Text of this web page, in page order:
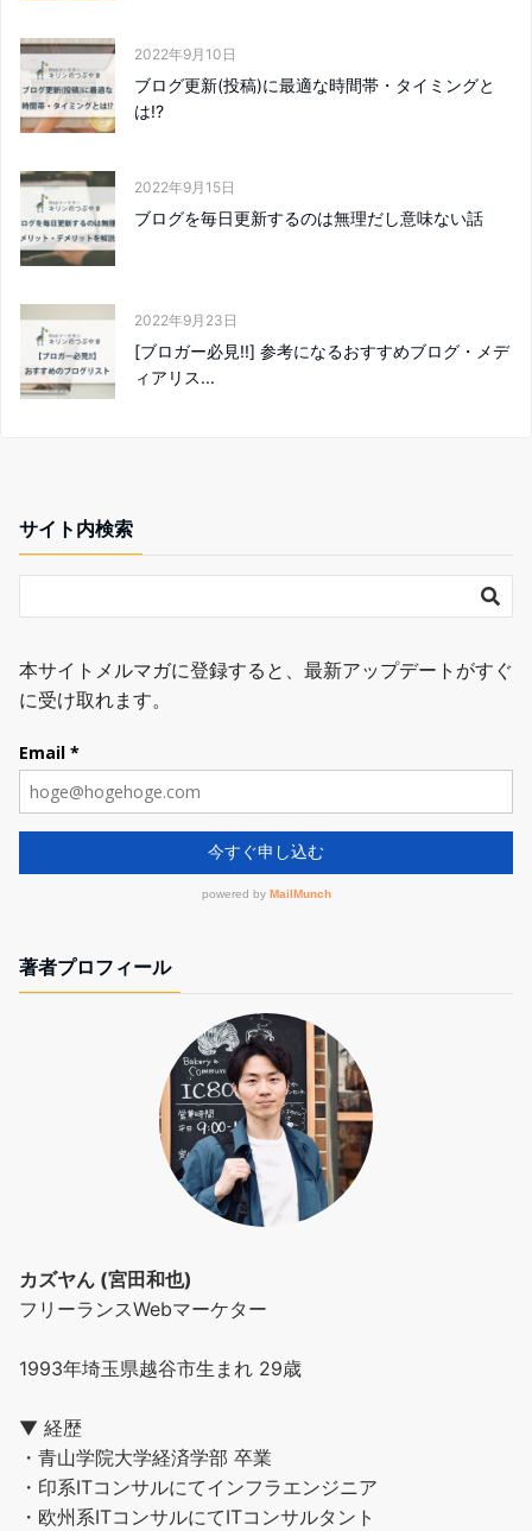
2022年9月10日
ブログ更新(投稿)に最適な時間帯・タイミングと
は!?
2022年9月15日
ブログを毎日更新するのは無理だし意味ない話
2022年9月23日
[ブロガー必見!!] 参考になるおすすめブログ・メデ
ィアリス...
サイト内検索
著者プロフィール
カズヤん (宮田和也)
フリーランスWebマーケター
1993年埼玉県越谷市生まれ 29歳
▼ 経歴
・青山学院大学経済学部 卒業
・印系ITコンサルにてインフラエンジニア
・欧州系ITコンサルにてITコンサルタント